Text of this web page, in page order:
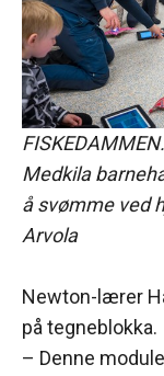
Medkila
å svømme ved
Arvola
Newton-lærer
på tegneblokka.
– Denne